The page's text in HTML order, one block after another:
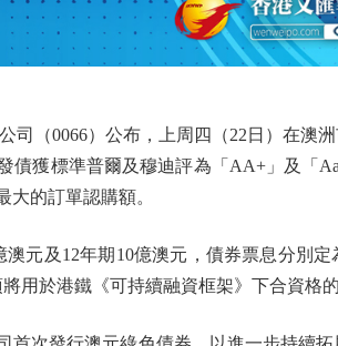
（0066）公布，上周四（22日）在澳
債獲標準普爾及穆迪評為「AA+」及「
的訂單認購額。
及12年期10億澳元，債券票息分別定
用於港鐵《可持續融資框架》下合資格